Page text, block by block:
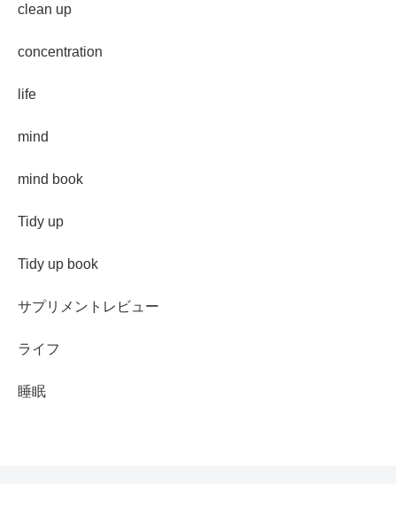
clean up
concentration
life
mind
mind book
Tidy up
Tidy up book
サプリメントレビュー
ライフ
睡眠